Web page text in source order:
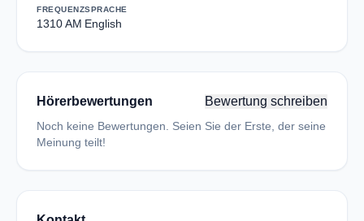
FREQUENZ
1310 AM
SPRACHE
English
Hörerbewertungen Bewertung schreiben
Noch keine Bewertungen. Seien Sie der Erste, der seine
Meinung teilt!